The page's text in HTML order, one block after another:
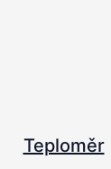
Teploměr